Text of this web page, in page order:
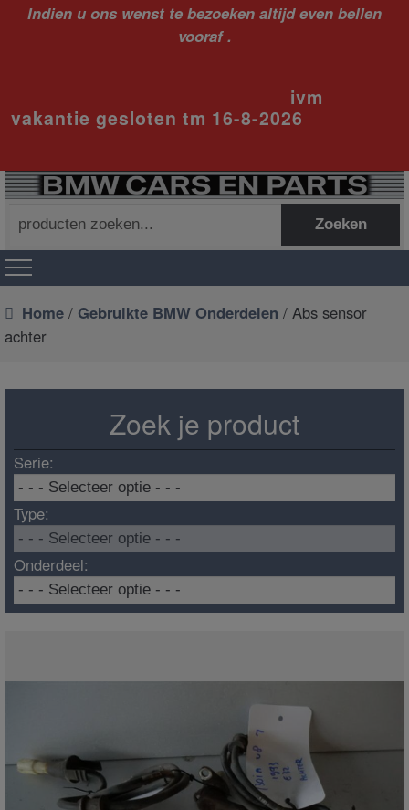
Indien u ons wenst te bezoeken altijd even bellen
vooraf .
ivm
vakantie gesloten tm 16-8-2026
naar:
Zoeken
Home / Gebruikte BMW Onderdelen / Abs sensor
achter
Zoek je product
Serie:
Type:
Onderdeel: